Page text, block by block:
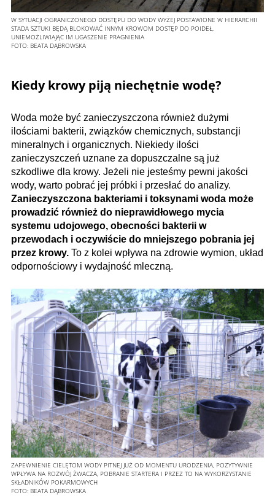
W SYTUACJI OGRANICZONEGO DOSTĘPU DO WODY WYŻEJ POSTAWIONE W HIERARCHII
STADA SZTUKI BĘDĄ BLOKOWAĆ INNYM KROWOM DOSTĘP DO POIDEŁ,
UNIEMOŻLIWIAJĄC IM UGASZENIE PRAGNIENIA
FOTO: BEATA DĄBROWSKA
Kiedy krowy piją niechętnie wodę?
Woda może być zanieczyszczona również dużymi
ilościami bakterii, związków chemicznych, substancji
mineralnych i organicznych. Niekiedy ilości
zanieczyszczeń uznane za dopuszczalne są już
szkodliwe dla krowy. Jeżeli nie jesteśmy pewni jakości
wody, warto pobrać jej próbki i przesłać do analizy.
Zanieczyszczona bakteriami i toksynami woda może
prowadzić również do nieprawidłowego mycia
systemu udojowego, obecności bakterii w
przewodach i oczywiście do mniejszego pobrania jej
przez krowy. To z kolei wpływa na zdrowie wymion, układ
odpornościowy i wydajność mleczną.
ZAPEWNIENIE CIELĘTOM WODY PITNEJ JUŻ OD MOMENTU URODZENIA, POZYTYWNIE
WPŁYWA NA ROZWÓJ ŻWACZA, POBRANIE STARTERA I PRZEZ TO NA WYKORZYSTANIE
SKŁADNIKÓW POKARMOWYCH
FOTO: BEATA DĄBROWSKA